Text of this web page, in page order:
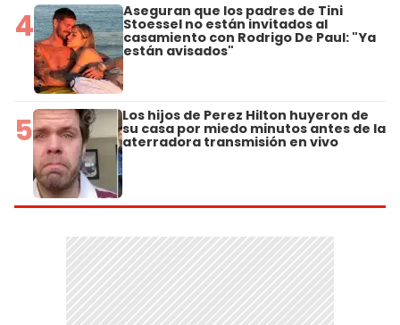
4 Aseguran que los padres de Tini
Stoessel no están invitados al
casamiento con Rodrigo De Paul: "Ya
están avisados"
5 Los hijos de Perez Hilton huyeron de
su casa por miedo minutos antes de la
aterradora transmisión en vivo